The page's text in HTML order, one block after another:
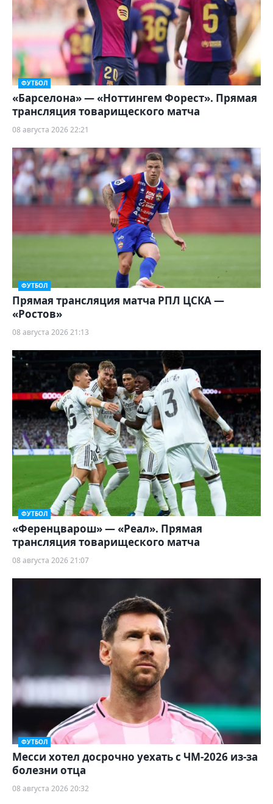
ФУТБОЛ
«Барселона» — «Ноттингем Форест». Прямая
трансляция товарищеского матча
08 августа 2026 22:21
ФУТБОЛ
Прямая трансляция матча РПЛ ЦСКА —
«Ростов»
08 августа 2026 21:13
ФУТБОЛ
«Ференцварош» — «Реал». Прямая
трансляция товарищеского матча
08 августа 2026 21:07
ФУТБОЛ
Месси хотел досрочно уехать с ЧМ-2026 из-за
болезни отца
08 августа 2026 20:32